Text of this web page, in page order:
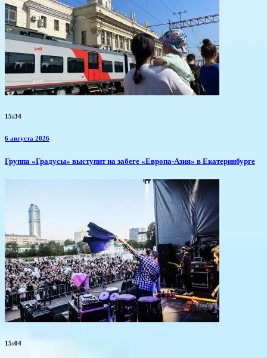
15:34
6 августа 2026
​Группа «Градусы» выступит на забеге «Европа-Азия» в Екатеринбурге
15:04